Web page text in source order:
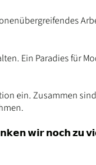
Ein Paradies für
ein. Zusammen
𝘄𝗶𝗿 𝗻𝗼𝗰𝗵 𝘇𝘂